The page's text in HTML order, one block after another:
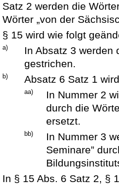
Satz 2 werden die
Wörter „von der
§ 15 wird wie folgt
a)
In Absatz 3 werden
gestrichen.
b) Absatz 6 Satz 1
aa)
In Nummer 2
durch die
ersetzt.
bb)
In Nummer 3
Seminare”
In § 15 Abs. 6 Satz 2, §